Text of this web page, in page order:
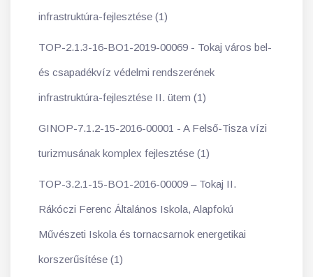
infrastruktúra-fejlesztése (1)
TOP-2.1.3-16-BO1-2019-00069 - Tokaj város bel-
és csapadékvíz védelmi rendszerének
infrastruktúra-fejlesztése II. ütem (1)
GINOP-7.1.2-15-2016-00001 - A Felső-Tisza vízi
turizmusának komplex fejlesztése (1)
TOP-3.2.1-15-BO1-2016-00009 – Tokaj II.
Rákóczi Ferenc Általános Iskola, Alapfokú
Művészeti Iskola és tornacsarnok energetikai
korszerűsítése (1)